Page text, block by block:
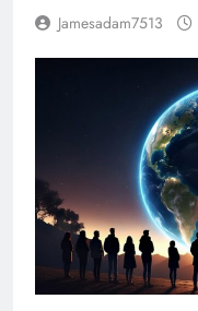
Jamesadam7513